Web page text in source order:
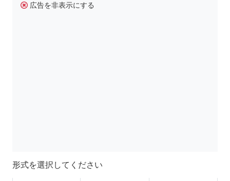
広告を非表示にする
形式を選択してください